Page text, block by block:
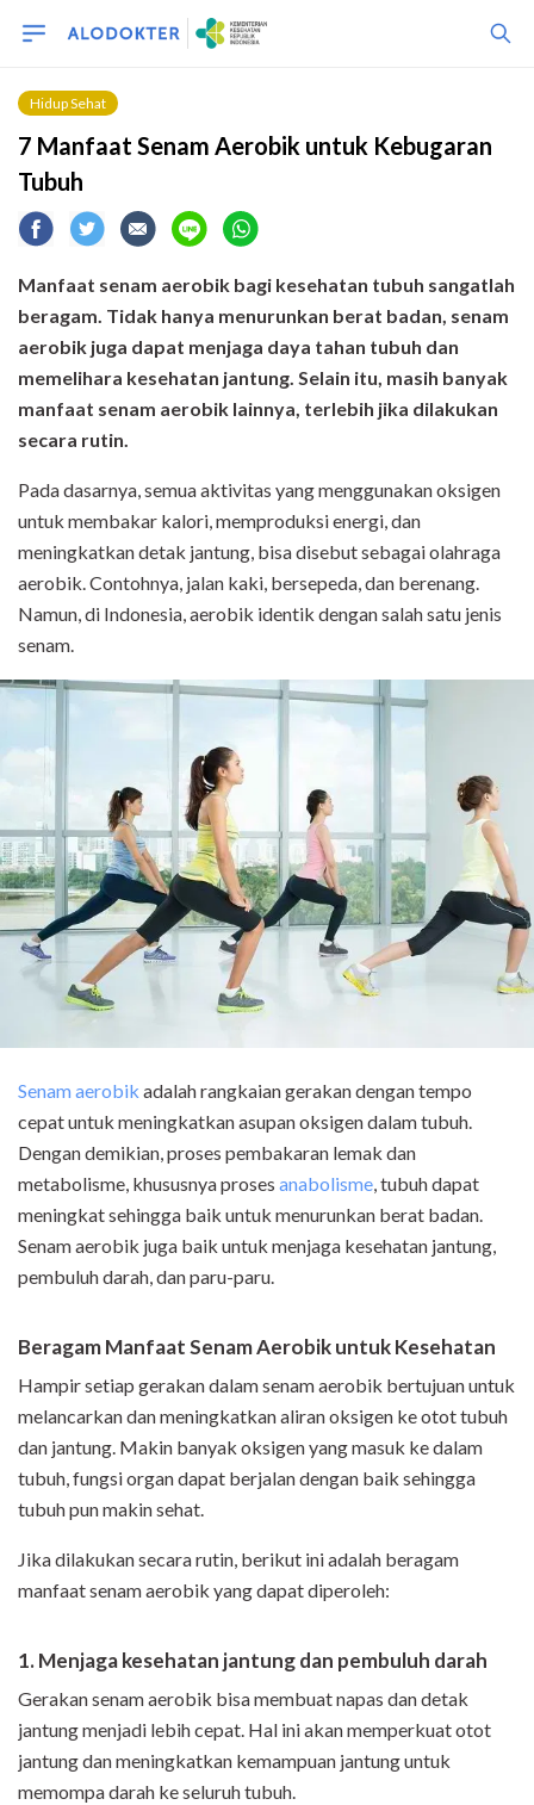
Hidup Sehat
7 Manfaat Senam Aerobik untuk Kebugaran
Tubuh
Manfaat senam aerobik bagi kesehatan tubuh sangatlah
beragam. Tidak hanya menurunkan berat badan, senam
aerobik juga dapat menjaga daya tahan tubuh dan
memelihara kesehatan jantung. Selain itu, masih banyak
manfaat senam aerobik lainnya, terlebih jika dilakukan
secara rutin.
Pada dasarnya, semua aktivitas yang menggunakan oksigen
untuk membakar kalori, memproduksi energi, dan
meningkatkan detak jantung, bisa disebut sebagai olahraga
aerobik. Contohnya, jalan kaki, bersepeda, dan berenang.
Namun, di Indonesia, aerobik identik dengan salah satu jenis
senam.
Senam aerobik adalah rangkaian gerakan dengan tempo
cepat untuk meningkatkan asupan oksigen dalam tubuh.
Dengan demikian, proses pembakaran lemak dan
metabolisme, khususnya proses anabolisme, tubuh dapat
meningkat sehingga baik untuk menurunkan berat badan.
Senam aerobik juga baik untuk menjaga kesehatan jantung,
pembuluh darah, dan paru-paru.
Beragam Manfaat Senam Aerobik untuk Kesehatan
Hampir setiap gerakan dalam senam aerobik bertujuan untuk
melancarkan dan meningkatkan aliran oksigen ke otot tubuh
dan jantung. Makin banyak oksigen yang masuk ke dalam
tubuh, fungsi organ dapat berjalan dengan baik sehingga
tubuh pun makin sehat.
Jika dilakukan secara rutin, berikut ini adalah beragam
manfaat senam aerobik yang dapat diperoleh:
1. Menjaga kesehatan jantung dan pembuluh darah
Gerakan senam aerobik bisa membuat napas dan detak
jantung menjadi lebih cepat. Hal ini akan memperkuat otot
jantung dan meningkatkan kemampuan jantung untuk
memompa darah ke seluruh tubuh.